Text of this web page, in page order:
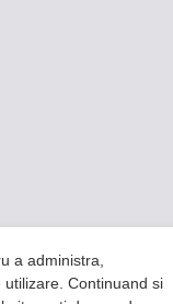
a administra,
Continuand si